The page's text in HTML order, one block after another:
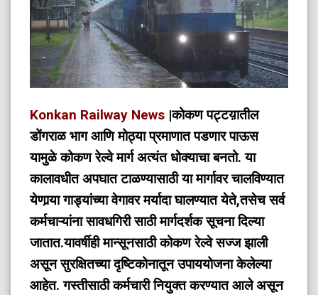
Konkan Railway News |कोकण पट्टय़ातील
डोंगराळ भाग आणि मोठ्या प्रमाणात पडणार पाऊस
यामुळे कोकण रेल्वे मार्ग अत्यंत धोक्याचा बनतो. या
कालावधीत अपघात टाळण्यासाठी या मार्गावर चालविण्यात
येणार्‍या गाड्यांच्या वेगावर मर्यादा घालण्यात येते,तसेच सर्व
कर्मचाऱ्यांना सावधगिरी साठी मार्गदर्शक सूचना दिल्या
जातात.यावर्षीही मान्सूनसाठी कोकण रेल्वे सज्ज झाली
असून सुरक्षितच्या दृष्टिकोनातून उपाययोजना केलेल्या
आहेत. गस्तीसाठी कर्मचारी नियुक्त करण्यात आले असून